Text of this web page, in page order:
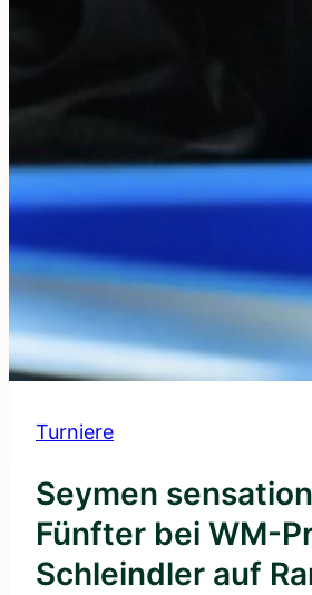
Turniere
Seymen
Fünfter bei WM-
Schleindler auf